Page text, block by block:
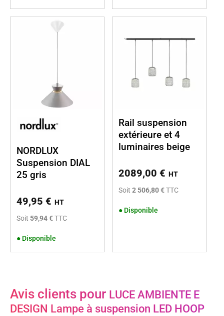
NORDLUX
Suspension DIAL
25 gris
49,95 € HT
Soit 59,94 €TTC
● Disponible
Rail suspension
extérieure et 4
luminaires beige
2089,00 € HT
Soit 2 506,80 €TTC
● Disponible
Avis clients pour LUCE AMBIENTE E
DESIGN Lampe à suspension LED HOOP